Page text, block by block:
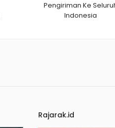
Pengiriman Ke
Indonesia
Rajarak.id